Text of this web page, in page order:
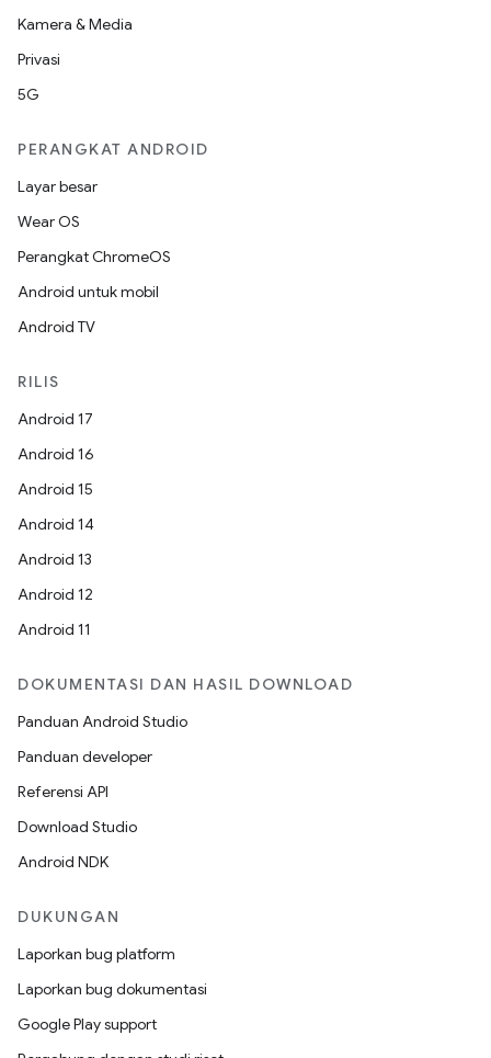
Kamera & Media
Privasi
5G
PERANGKAT ANDROID
Layar besar
Wear OS
Perangkat ChromeOS
Android untuk mobil
Android TV
RILIS
Android 17
Android 16
Android 15
Android 14
Android 13
Android 12
Android 11
DOKUMENTASI DAN HASIL DOWNLOAD
Panduan Android Studio
Panduan developer
Referensi API
Download Studio
Android NDK
DUKUNGAN
Laporkan bug platform
Laporkan bug dokumentasi
Google Play support